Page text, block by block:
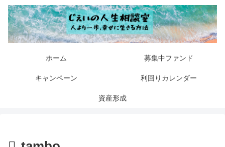
ホーム 募集中ファンド
キャンペーン 利回りカレンダー
資産形成